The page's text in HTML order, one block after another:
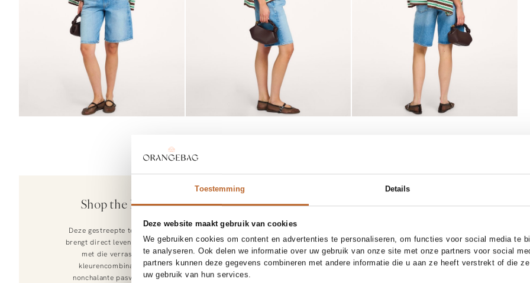
Toestemming Details
Deze website maakt gebruik van cookies
We gebruiken cookies om content en advertenties te personaliseren, om functies voor social media te
te analyseren. Ook delen we informatie over uw gebruik van onze site met onze partners voor social
partners kunnen deze gegevens combineren met andere informatie die u aan ze heeft verstrekt of die
uw gebruik van hun services.
Shop the look
Deze gestreepte tee van Jiji
brengt direct leven in je outfit
met die verrassende
kleurencombinatie. De
nonchalante pasvorm valt
25 26 27 28 29 30
In winkelmand
Citizens of Humanity
Court, denim bermuda short
269,-188,30
one size
In winkelmand
Ganni
Bou bag